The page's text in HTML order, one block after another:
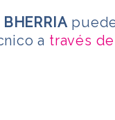
BHERRIA
a través